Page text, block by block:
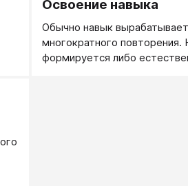
Освоение навыка
Обычно навык
многократного повторения.
формируется либо